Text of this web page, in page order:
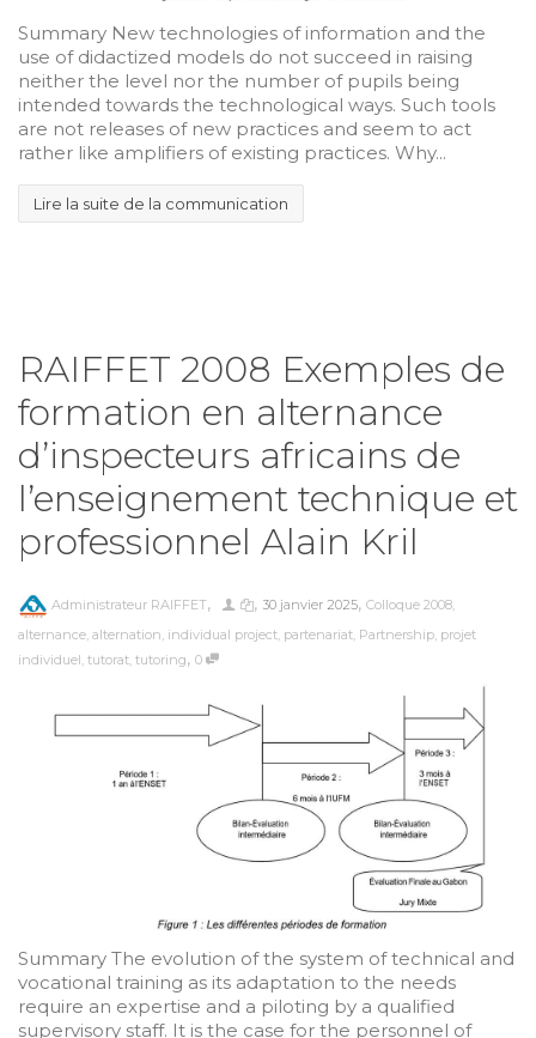
Summary New technologies of information and the
use of didactized models do not succeed in raising
neither the level nor the number of pupils being
intended towards the technological ways. Such tools
are not releases of new practices and seem to act
rather like amplifiers of existing practices. Why...
Lire la suite de la communication
RAIFFET 2008 Exemples de
formation en alternance
d’inspecteurs africains de
l’enseignement technique et
professionnel Alain Kril
Administrateur RAIFFET, , 30 janvier 2025, Colloque 2008,
alternance, alternation, individual project, partenariat, Partnership, projet
individuel, tutorat, tutoring, 0
Summary The evolution of the system of technical and
vocational training as its adaptation to the needs
require an expertise and a piloting by a qualified
supervisory staff. It is the case for the personnel of